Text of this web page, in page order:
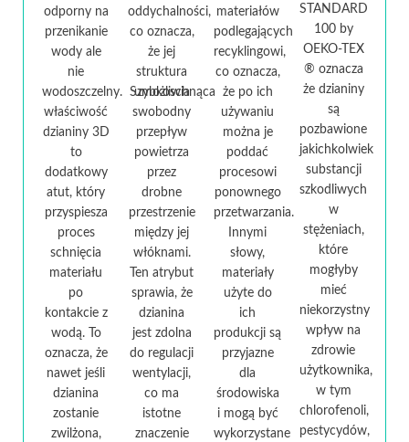
odporny na
przenikanie
wody ale
nie
wodoszczelny. Szybkoschnąca
właściwość
dzianiny 3D
to
dodatkowy
atut, który
przyspiesza
proces
schnięcia
materiału
po
kontakcie z
wodą. To
oznacza, że
nawet jeśli
dzianina
zostanie
zwilżona,
oddychalności,
co oznacza,
że jej
struktura
umożliwia
swobodny
przepływ
powietrza
przez
drobne
przestrzenie
między jej
włóknami.
Ten atrybut
sprawia, że
dzianina
jest zdolna
do regulacji
wentylacji,
co ma
istotne
znaczenie
materiałów
podlegających
recyklingowi,
co oznacza,
że po ich
używaniu
można je
poddać
procesowi
ponownego
przetwarzania.
Innymi
słowy,
materiały
użyte do
ich
produkcji są
przyjazne
dla
środowiska
i mogą być
wykorzystane
STANDARD
100 by
OEKO-TEX
® oznacza
że dzianiny
są
pozbawione
jakichkolwiek
substancji
szkodliwych
w
stężeniach,
które
mogłyby
mieć
niekorzystny
wpływ na
zdrowie
użytkownika,
w tym
chlorofenoli,
pestycydów,